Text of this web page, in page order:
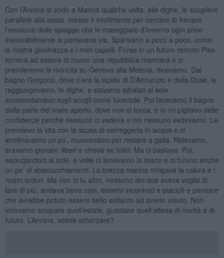
Con l’Annina si andò a Marina qualche volta, alle dighe, le scogliere
parallele alla costa, messe lì inutilmente per cercare di frenare
l’erosione delle spiagge che le mareggiate d’inverno ogni anno
inesorabilmente si portavano via. Sparivano a poco a poco, come
la nostra giovinezza e i miei capelli. Forse in un futuro remoto Pisa
tornerà ad essere di nuovo una repubblica marinara e ci
prenderemo la rivincita su Genova alla Meloria, dicevamo. Dal
bagno Gorgona, dove c’era la lapide di D’Annunzio e della Duse, le
raggiungevamo, le dighe, e stavamo sdraiati al sole
accomodandoci sugli scogli come lucertole. Poi facevamo il bagno
dalla parte del mare aperto, dove non si tocca, e io mi pigliavo delle
confidenze perché nessuno ci vedeva e noi nessuno vedevamo. Le
prendevo la vita con la scusa di sorreggerla in acqua e ci
strofinavamo un po’, muovendoci per restare a galla. Ridevamo,
eravamo giovani, liberi e chissà se felici. Ma ci bastava. Poi,
asciugandoci al sole, a volte ci tenevamo la mano e ci furono anche
un po’ di sbaciucchiamenti. La brezza marina mitigava la calura e i
nostri ardori. Ma non ci fu altro, nessuno dei due aveva voglia di
fare di più, andava bene così, essersi incontrati e piaciuti e pensare
che avrebbe potuto essere bello soltanto ad averlo voluto. Non
volevamo sciupare quell’estate, guastare quell’attesa di novità e di
futuro. L’Annina, volete scherzare?